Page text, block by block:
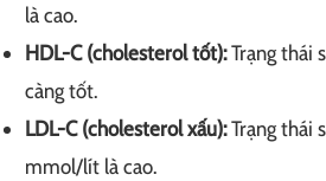
là cao.
HDL-C (cholesterol tốt):Trạng thái
càng tốt.
LDL-C (cholesterol xấu):Trạng thái
mmol/lít là cao.